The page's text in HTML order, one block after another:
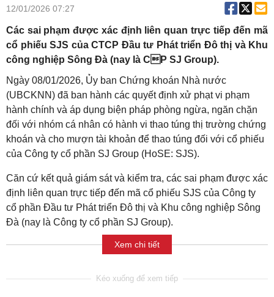
12/01/2026 07:27
Các sai phạm được xác định liên quan trực tiếp đến mã
cổ phiếu SJS của CTCP Đầu tư Phát triển Đô thị và Khu
công nghiệp Sông Đà (nay là CP SJ Group).
Ngày 08/01/2026, Ủy ban Chứng khoán Nhà nước
(UBCKNN) đã ban hành các quyết định xử phạt vi phạm
hành chính và áp dụng biện pháp phòng ngừa, ngăn chặn
đối với nhóm cá nhân có hành vi thao túng thị trường chứng
khoán và cho mượn tài khoản để thao túng đối với cổ phiếu
của Công ty cổ phần SJ Group (HoSE: SJS).
Căn cứ kết quả giám sát và kiểm tra, các sai phạm được xác
định liên quan trực tiếp đến mã cổ phiếu SJS của Công ty
cổ phần Đầu tư Phát triển Đô thị và Khu công nghiệp Sông
Đà (nay là Công ty cổ phần SJ Group).
Xem chi tiết